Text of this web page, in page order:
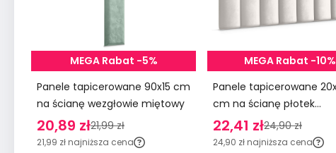
MEGA Rabat -5%
Panele tapicerowane 90x15 cm
na ścianę wezgłowie miętowy
20,89 zł21,99 zł
21,99 zł najniższa cena
MEGA Rabat -10%
Panele tapicerowane 20x60
cm na ścianę płotek
wezgłowie kremowy
22,41 zł24,90 zł
24,90 zł najniższa cena